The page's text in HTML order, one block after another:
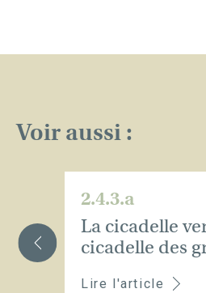
Voir aussi :
2.4.3.a
La cicadelle
cicadelle des
Lire l'article